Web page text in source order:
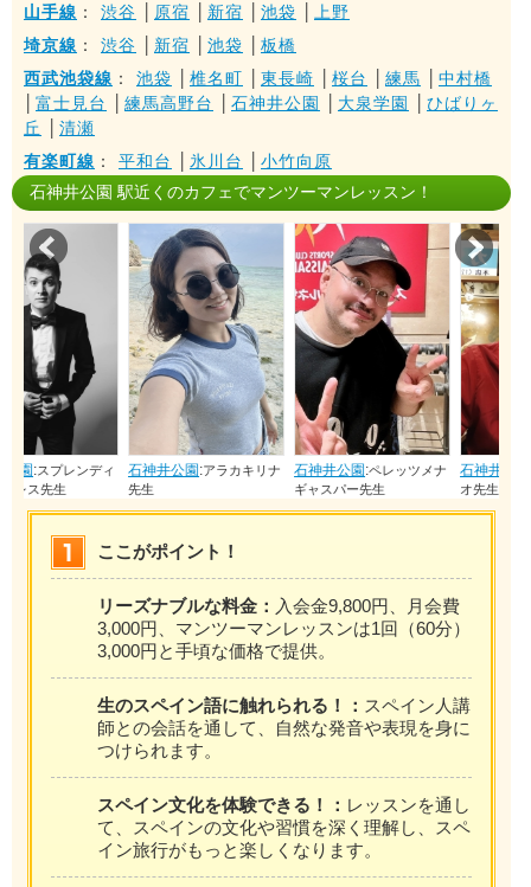
山手線 ： 渋谷 原宿 新宿 池袋
上野
埼京線 ： 渋谷 新宿 池袋
板橋
西武池袋線 ： 池袋 椎名町 東長崎 桜台 練馬
中村橋
富士見台 練馬高野台 石神井公園 大泉学園
ひばりヶ
丘
清瀬
有楽町線 ： 平和台 氷川台
小竹向原
石神井公園 駅近くのカフェでマンツーマンレッスン！
石神井公園:アラカキリナ
先生
石神井公園:ペレッツメナ
石神井公園:ガリンドマリ
オ先生
ここがポイント！
リーズナブルな料金： 入会金9,800円、月会費
3,000円、マンツーマンレッスンは1回（60分）
3,000円と手頃な価格で提供。
生のスペイン語に触れられる！： スペイン人講
師との会話を通して、自然な発音や表現を身に
つけられます。
スペイン文化を体験できる！： レッスンを通し
て、スペインの文化や習慣を深く理解し、スペ
イン旅行がもっと楽しくなります。